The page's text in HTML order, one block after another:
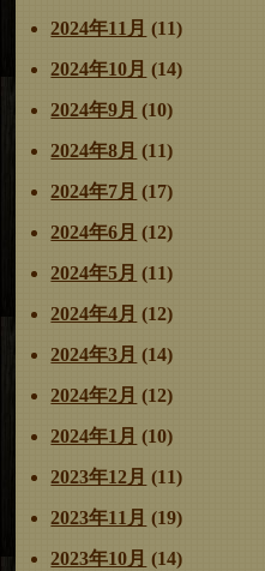
2024年11月 (11)
2024年10月 (14)
2024年9月 (10)
2024年8月 (11)
2024年7月 (17)
2024年6月 (12)
2024年5月 (11)
2024年4月 (12)
2024年3月 (14)
2024年2月 (12)
2024年1月 (10)
2023年12月 (11)
2023年11月 (19)
2023年10月 (14)